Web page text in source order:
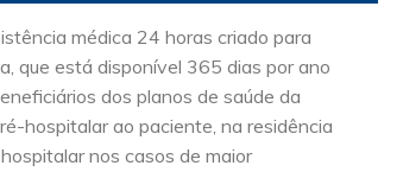
médica 24 horas criado para
que está disponível 365 dias por ano
dos planos de saúde da
hospitalar ao paciente, na residência
nos casos de maior